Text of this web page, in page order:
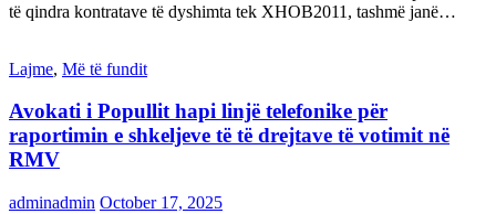
të qindra kontratave të dyshimta tek XHOB2011, tashmë janë…
Lajme, Më të fundit
Avokati i Popullit hapi linjë telefonike për
raportimin e shkeljeve të të drejtave të votimit në
RMV
adminadmin October 17, 2025